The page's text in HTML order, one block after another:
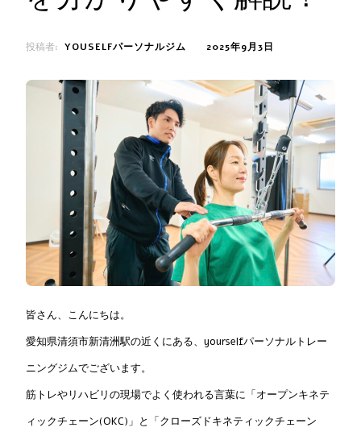
投稿者: YOUSELFパーソナルジム 2025年9月3日
皆さん、こんにちは。
愛知県清須市新清洲駅の近くにある、yourselfパーソナルトレー
ニングジムでございます。
筋トレやリハビリの現場でよく使われる言葉に「オープンキネテ
ィックチェーン(OKC)」と「クローズドキネティックチェーン